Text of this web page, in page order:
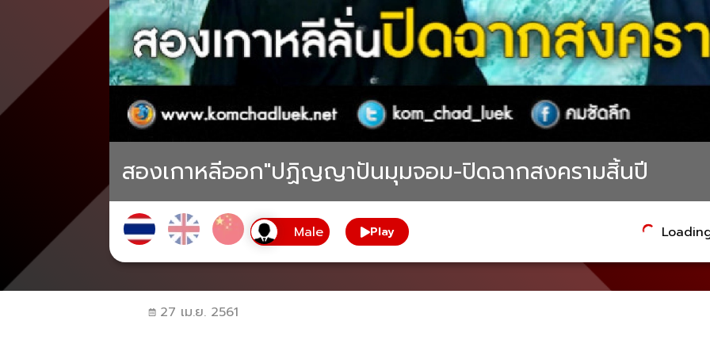
สองเกาหลีออก"ปฏิญญาปันมุมจอม-ปิดฉากสงครามสิ้นปี
Play
27 เม.ย. 2561